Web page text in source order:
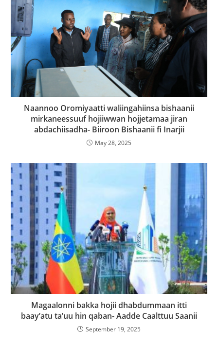
Naannoo Oromiyaatti waliingahiinsa bishaanii
mirkaneessuuf hojiiwwan hojjetamaa jiran
abdachiisadha- Biiroon Bishaanii fi Inarjii
May 28, 2025
Magaalonni bakka hojii dhabdummaan itti
baay’atu ta’uu hin qaban- Aadde Caalttuu Saanii
September 19, 2025